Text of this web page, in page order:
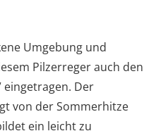
Umgebung und
Pilzerreger auch den
eingetragen. Der
von der Sommerhitze
ein leicht zu